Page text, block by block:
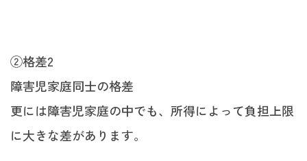
②格差2
障害児家庭同士の格差
更には障害児家庭の中でも、所得によって負担上限
に大きな差があります。